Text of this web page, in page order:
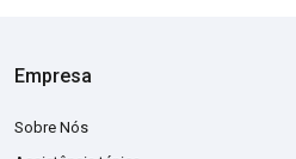
Empresa
Sobre Nós